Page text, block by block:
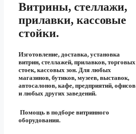
Витрины, стеллажи,
прилавки, кассовые
стойки.
Изготовление, доставка, установка
витрин, стеллажей, прилавков, торговых
стоек, кассовых зон. Для любых
магазинов, бутиков, музеев, выставок,
автосалонов, кафе, предприятий, офисов
и любых других заведений.
Помощь в подборе витринного
оборудования.